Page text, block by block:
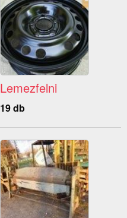
Lemezfelni
19 db